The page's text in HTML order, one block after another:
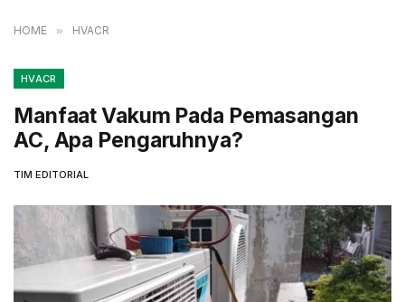
HOME » HVACR
HVACR
Manfaat Vakum Pada Pemasangan
AC, Apa Pengaruhnya?
TIM EDITORIAL